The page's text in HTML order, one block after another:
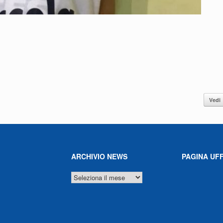
Vedi
ARCHIVIO NEWS
ARCHIVIO
NEWS
PAGINA